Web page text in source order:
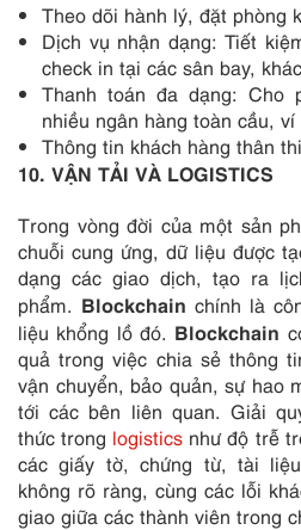
Theo dõi hành lý, đặt phòng
Dịch vụ nhận dạng: Tiết
check in tại các sân bay,
Thanh toán đa dạng: Cho
nhiều ngân hàng toàn cầu,
Thông tin khách hàng thân
10. VẬN TẢI VÀ LOGISTICS
Trong vòng đời của một sản
chuỗi cung ứng, dữ liệu được
dạng các giao dịch, tạo ra
phẩm. Blockchain chính là
liệu khổng lồ đó. Blockchain
quả trong việc chia sẻ thông
vận chuyển, bảo quản, sự hao
tới các bên liên quan. Giải
thức trong logistics như độ trễ
các giấy tờ, chứng từ, tài
không rõ ràng, cùng các lỗi
giao giữa các thành viên trong